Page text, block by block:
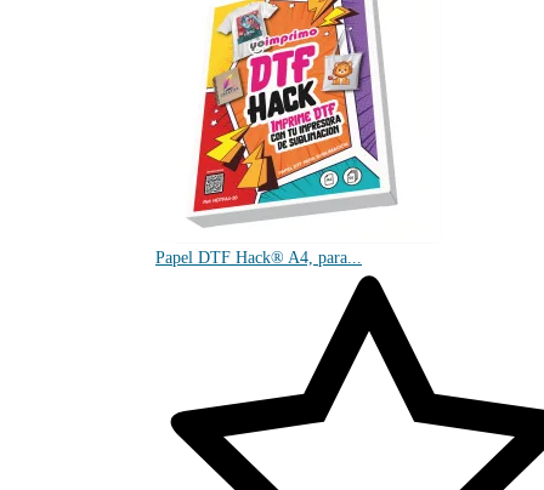
Papel DTF Hack® A4, para...